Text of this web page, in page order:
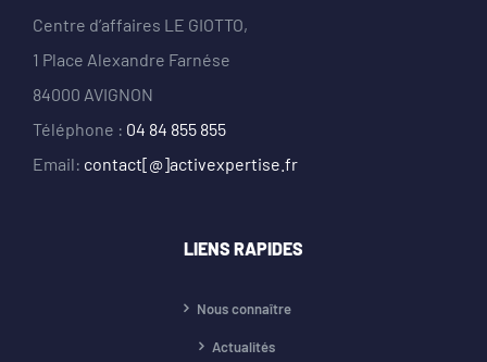
Centre d’affaires LE GIOTTO,
1 Place Alexandre Farnése
84000 AVIGNON
Téléphone : 04 84 855 855
Email: contact[@]activexpertise.fr
LIENS RAPIDES
Nous connaître
Actualités